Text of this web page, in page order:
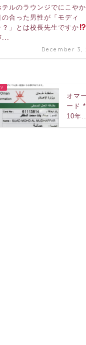
テルのラウンジでにこやか
の合った男性が「モディ
？」とは校長先生ですか
December 3,
オマ
ード
10年...